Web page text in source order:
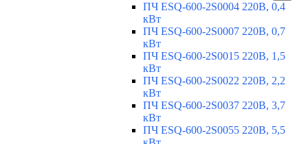
ПЧ ESQ-600-2S0004 220В, 0,4
кВт
ПЧ ESQ-600-2S0007 220В, 0,7
кВт
ПЧ ESQ-600-2S0015 220В, 1,5
кВт
ПЧ ESQ-600-2S0022 220В, 2,2
кВт
ПЧ ESQ-600-2S0037 220В, 3,7
кВт
ПЧ ESQ-600-2S0055 220В, 5,5